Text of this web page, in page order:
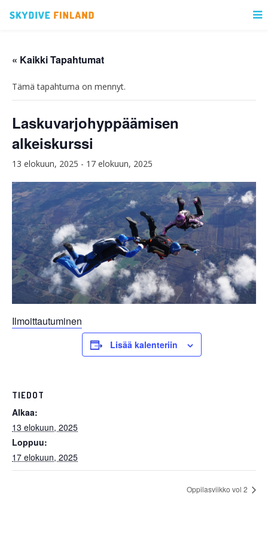
« Kaikki Tapahtumat
Tämä tapahtuma on mennyt.
Laskuvarjohyppäämisen
alkeiskurssi
13 elokuun, 2025 - 17 elokuun, 2025
Ilmoittautuminen
Lisää kalenteriin
TIEDOT
Alkaa:
13 elokuun, 2025
Loppuu:
17 elokuun, 2025
Oppilasviikko vol 2